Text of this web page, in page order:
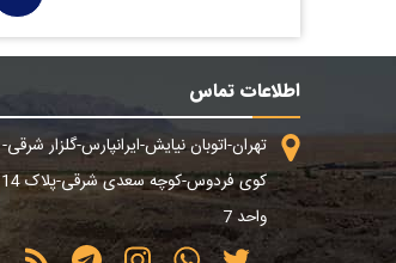
اطلاعات تماس
تهران-اتوبان نیایش-ایرانپارس-گلزار شرقی-
کوی فردوس-کوچه سعدی شرقی-پلاک 14
واحد 7